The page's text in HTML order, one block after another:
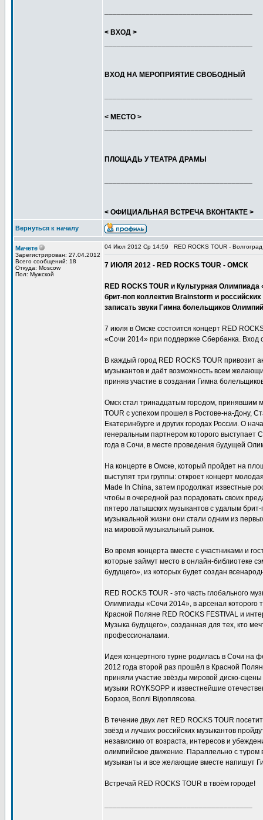
< ВХОД >
ВХОД НА МЕРОПРИЯТИЕ СВОБОДНЫЙ
< МЕСТО >
ПЛОЩАДЬ У ТЕАТРА ДРАМЫ
< ОФИЦИАЛЬНАЯ ВСТРЕЧА ВКОНТАКТЕ >
Вернуться к началу
Мачете
Зарегистрирован: 27.04.2012
Всего сообщений: 18
Откуда: Moscow
Пол: Мужской
04 Июл 2012 Ср 14:59 RED ROCKS TOUR - Волгоград
7 ИЮЛЯ 2012 - RED ROCKS TOUR - ОМСК
RED ROCKS TOUR и Культурная
брит-поп коллектив Brainstorm и
записать звуки Гимна болельщиков
7 июля в Омске состоится концерт RED
«Сочи 2014» при поддержке Сбербанка. Вход
В каждый город RED ROCKS TOUR привозит
музыкантов и даёт возможность всем
приняв участие в создании Гимна
Омск стал тринадцатым городом, принявшим
TOUR с успехом прошел в Ростове-на-Дону,
Екатеринбурге и других городах России. О
генеральным партнером которого выступает
года в Сочи, в месте проведения будущей
На концерте в Омске, который пройдет на
выступят три группы: откроет концерт
Made In China, затем продолжат известные
чтобы в очередной раз порадовать своих
пятеро латышских музыкантов с удалым
музыкальной жизни они стали одним из
на мировой музыкальный рынок.
Во время концерта вместе с участниками и
которые займут место в онлайн-библиотеке
будущего», из которых будет создан
RED ROCKS TOUR - это часть глобального
Олимпиады «Сочи 2014», в арсенал которого
Красной Поляне RED ROCKS FESTIVAL и
Музыка будущего», созданная для тех, кто
профессионалами.
Идея концертного турне родилась в Сочи на
2012 года второй раз прошёл в Красной
приняли участие звёзды мировой диско-
музыки ROYKSOPP и известнейшие
Борзов, Воплi Вiдоплясова.
В течение двух лет RED ROCKS TOUR
звёзд и лучших российских музыкантов
независимо от возраста, интересов и
олимпийское движение. Параллельно с
музыканты и все желающие вместе напишут
Встречай RED ROCKS TOUR в твоём городе!